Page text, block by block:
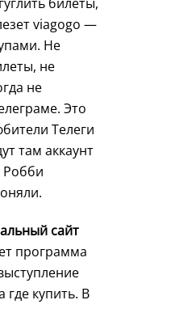
viagogo —
Не
не
не
Это
Телеги
там аккаунт
Робби
сайт
программа
где купить. В